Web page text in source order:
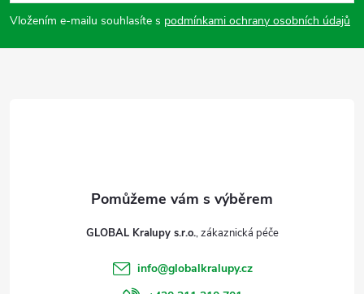
p
a
Vložením e-mailu souhlasíte s podmínkami ochrany osobních údajů
GLOBAL Kralupy s.r.o.
info@globalkralupy.cz